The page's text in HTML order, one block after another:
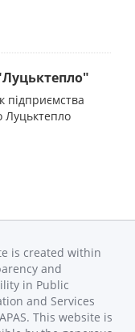
підприємства
Луцьктепло
is created within
and
in Public
and Services
This website is